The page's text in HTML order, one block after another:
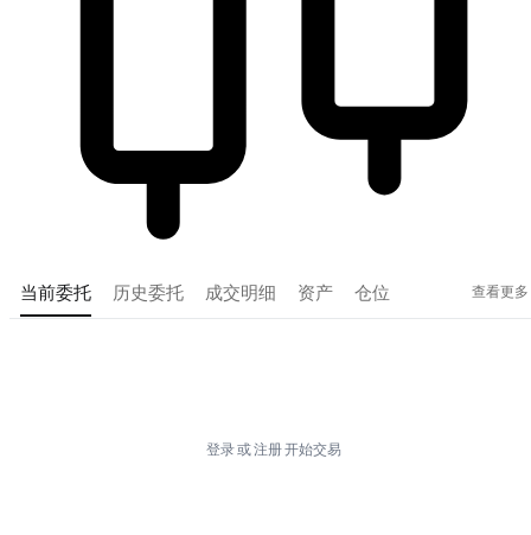
当前委托 历史委托 成交明细 资产 仓位 查看更多
登录或注册开始交易